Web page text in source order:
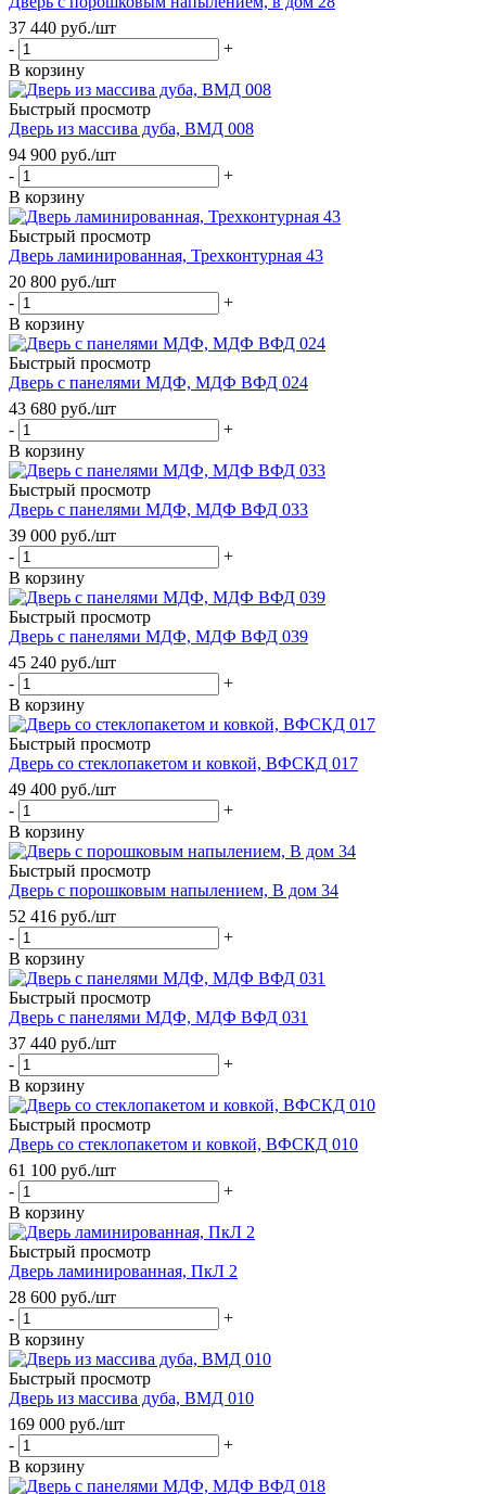
37 440 руб./шт
-
+
В корзину
Быстрый просмотр
Дверь из массива дуба, ВМД 008
94 900 руб./шт
-
+
В корзину
Быстрый просмотр
Дверь ламинированная, Трехконтурная 43
20 800 руб./шт
-
+
В корзину
Быстрый просмотр
Дверь с панелями МДФ, МДФ ВФД 024
43 680 руб./шт
-
+
В корзину
Быстрый просмотр
Дверь с панелями МДФ, МДФ ВФД 033
39 000 руб./шт
-
+
В корзину
Быстрый просмотр
Дверь с панелями МДФ, МДФ ВФД 039
45 240 руб./шт
-
+
В корзину
Быстрый просмотр
Дверь со стеклопакетом и ковкой, ВФСКД 017
49 400 руб./шт
-
+
В корзину
Быстрый просмотр
Дверь с порошковым напылением, В дом 34
52 416 руб./шт
-
+
В корзину
Быстрый просмотр
Дверь с панелями МДФ, МДФ ВФД 031
37 440 руб./шт
-
+
В корзину
Быстрый просмотр
Дверь со стеклопакетом и ковкой, ВФСКД 010
61 100 руб./шт
-
+
В корзину
Быстрый просмотр
Дверь ламинированная, ПкЛ 2
28 600 руб./шт
-
+
В корзину
Быстрый просмотр
Дверь из массива дуба, ВМД 010
169 000 руб./шт
-
+
В корзину